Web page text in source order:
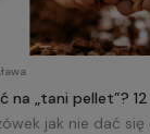
na „tani pellet”?
jak nie dać się